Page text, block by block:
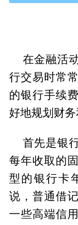
在金融活
行交易时常
的银行手续
好地规划财务
首先是银
每年收取的
型的银行卡
说，普通借
一些高端信